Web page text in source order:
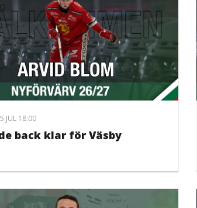
JUL 18:00
back klar för Väsby